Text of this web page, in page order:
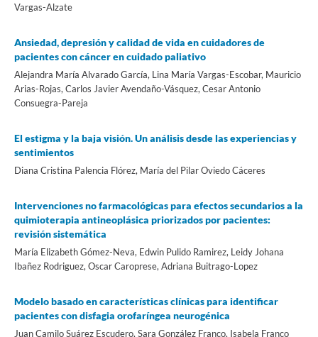
Vargas-Alzate
Ansiedad, depresión y calidad de vida en cuidadores de
pacientes con cáncer en cuidado paliativo
Alejandra María Alvarado García, Lina María Vargas-Escobar, Mauricio
Arias-Rojas, Carlos Javier Avendaño-Vásquez, Cesar Antonio
Consuegra-Pareja
El estigma y la baja visión. Un análisis desde las experiencias y
sentimientos
Diana Cristina Palencia Flórez, María del Pilar Oviedo Cáceres
Intervenciones no farmacológicas para efectos secundarios a la
quimioterapia antineoplásica priorizados por pacientes:
revisión sistemática
María Elizabeth Gómez-Neva, Edwin Pulido Ramirez, Leidy Johana
Ibañez Rodriguez, Oscar Caroprese, Adriana Buitrago-Lopez
Modelo basado en características clínicas para identificar
pacientes con disfagia orofaríngea neurogénica
Juan Camilo Suárez Escudero, Sara González Franco, Isabela Franco